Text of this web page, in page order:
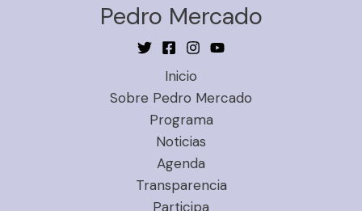
Pedro Mercado
Inicio
Sobre Pedro Mercado
Programa
Noticias
Agenda
Transparencia
Participa